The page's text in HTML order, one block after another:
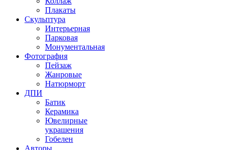
Плакаты
Скульптура
Интерьерная
Парковая
Монументальная
Фотография
Пейзаж
Жанровые
Натюрморт
ДПИ
Батик
Керамика
Ювелирные
украшения
Гобелен
Авторы